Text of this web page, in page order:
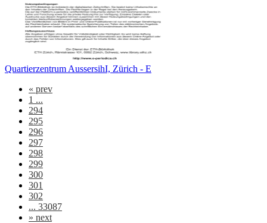
Quartierzentrum AussersihI, Zürich - E
« prev
1 ...
294
295
296
297
298
299
300
301
302
... 33087
» next